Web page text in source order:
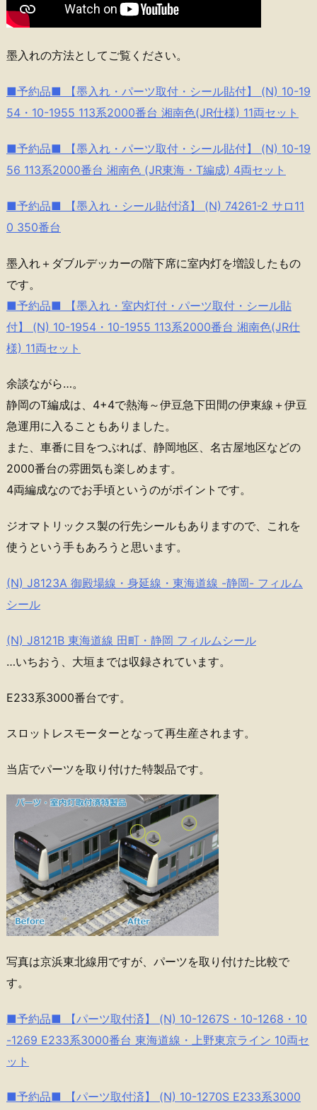
墨入れの方法としてご覧ください。
■予約品■ 【墨入れ・パーツ取付・シール貼付】 (N) 10-19
54・10-1955 113系2000番台 湘南色(JR仕様) 11両セット
■予約品■ 【墨入れ・パーツ取付・シール貼付】 (N) 10-19
56 113系2000番台 湘南色 (JR東海・T編成) 4両セット
■予約品■ 【墨入れ・シール貼付済】 (N) 74261-2 サロ11
0 350番台
墨入れ＋ダブルデッカーの階下席に室内灯を増設したもの
です。
■予約品■ 【墨入れ・室内灯付・パーツ取付・シール貼
付】 (N) 10-1954・10-1955 113系2000番台 湘南色(JR仕
様) 11両セット
余談ながら…。
静岡のT編成は、4+4で熱海～伊豆急下田間の伊東線＋伊豆
急運用に入ることもありました。
また、車番に目をつぶれば、静岡地区、名古屋地区などの
2000番台の雰囲気も楽しめます。
4両編成なのでお手頃というのがポイントです。
ジオマトリックス製の行先シールもありますので、これを
使うという手もあろうと思います。
(N) J8123A 御殿場線・身延線・東海道線 -静岡- フィルム
シール
(N) J8121B 東海道線 田町・静岡 フィルムシール
…いちおう、大垣までは収録されています。
E233系3000番台です。
スロットレスモーターとなって再生産されます。
当店でパーツを取り付けた特製品です。
写真は京浜東北線用ですが、パーツを取り付けた比較で
す。
■予約品■ 【パーツ取付済】 (N) 10-1267S・10-1268・10
-1269 E233系3000番台 東海道線・上野東京ライン 10両セ
ット
■予約品■ 【パーツ取付済】 (N) 10-1270S E233系3000